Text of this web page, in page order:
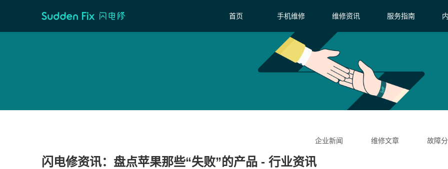
首页 手机维修 维修资讯 服务指南
首页/维修资讯
企业新闻 维修文章 故障
闪电修资讯：盘点苹果那些“失败”的产品 - 行业资讯